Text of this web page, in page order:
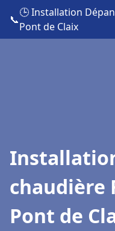
📞
🕒 Installation
Pont de Claix
chaudière
Pont de